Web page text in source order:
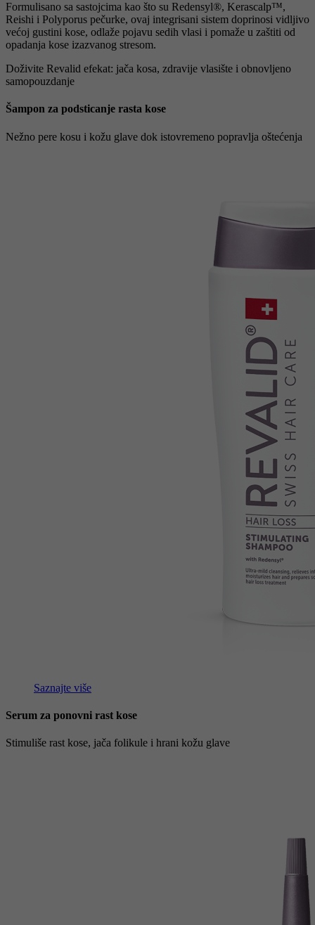
Formulisano sa sastojcima kao što su Redensyl®, Kerascalp™,
Reishi i Polyporus pečurke, ovaj integrisani sistem doprinosi vidljivo
većoj gustini kose, odlaže pojavu sedih vlasi i pomaže u zaštiti od
opadanja kose izazvanog stresom.
Doživite Revalid efekat: jača kosa, zdravije vlasište i obnovljeno
samopouzdanje
Šampon za podsticanje rasta kose
Nežno pere kosu i kožu glave dok istovremeno popravlja oštećenja
Saznajte više
Serum za ponovni rast kose
Stimuliše rast kose, jača folikule i hrani kožu glave